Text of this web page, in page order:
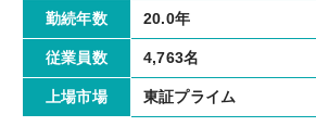
勤続年数 20.0年
従業員数 4,763名
上場市場 東証プライム